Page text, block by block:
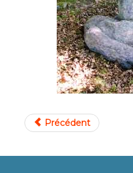
Précédent